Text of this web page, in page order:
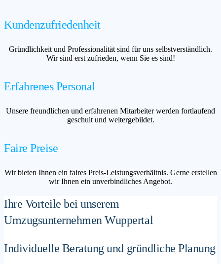
Kundenzufriedenheit
Gründlichkeit und Professionalität sind für uns selbstverständlich.
Wir sind erst zufrieden, wenn Sie es sind!
Erfahrenes Personal
Unsere freundlichen und erfahrenen Mitarbeiter werden fortlaufend
geschult und weitergebildet.
Faire Preise
Wir bieten Ihnen ein faires Preis-Leistungsverhältnis. Gerne erstellen
wir Ihnen ein unverbindliches Angebot.
Ihre Vorteile bei unserem
Umzugsunternehmen Wuppertal
Individuelle Beratung und gründliche Planung